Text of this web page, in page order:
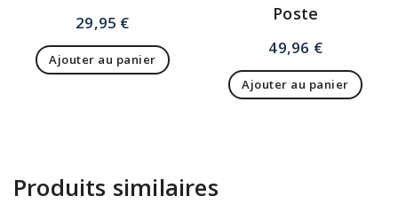
29,95 €
Ajouter au panier
Poste
49,96 €
Ajouter au panier
Produits similaires